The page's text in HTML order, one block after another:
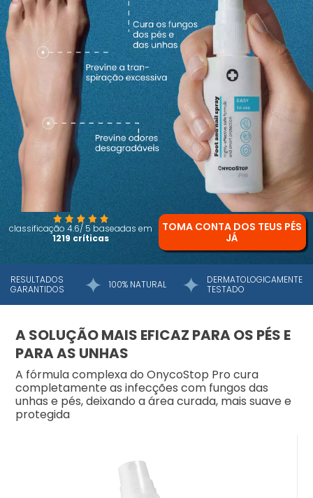
classificação 4.6/ 5 baseadas em
1219 críticas
TOMA CONTA DOS TEUS PÉS
JÁ
RESULTADOS
GARANTIDOS
100% NATURAL
DERMATOLOGICAMENTE
TESTADO
A SOLUÇÃO MAIS EFICAZ PARA OS PÉS E
PARA AS UNHAS
A fórmula complexa do OnycoStop Pro cura
completamente as infecções com fungos das
unhas e pés, deixando a área curada, mais suave e
protegida